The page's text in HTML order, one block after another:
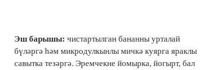
Эш барышы: чистартылган бананны урталай
бүләргә һәм микродулкынлы мичкә куярга яраклы
савытка тезәргә. Эремчекне йомырка, йогырт, бал